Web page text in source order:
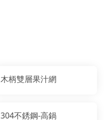
木柄雙層果汁網
304不銹鋼-高鍋